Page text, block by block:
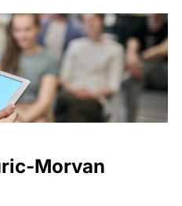
Morvan